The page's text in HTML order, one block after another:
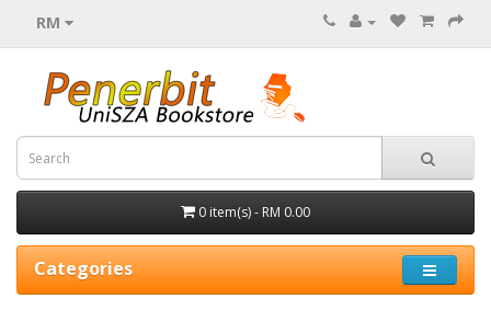
RM
0 item(s) - RM 0.00
Categories